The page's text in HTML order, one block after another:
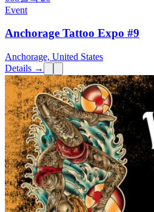
Event
Anchorage Tattoo Expo #9
Anchorage, United States
Details →